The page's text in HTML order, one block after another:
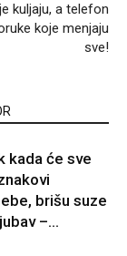
kuljaju, a telefon
koje menjaju
sve!
kada će sve
brišu suze
–...